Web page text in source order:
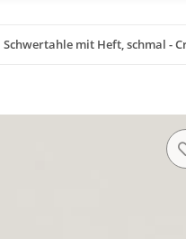
Schwertahle mit Heft, schmal -